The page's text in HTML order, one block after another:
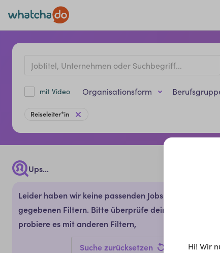
mit Video Organisationsform
Reiseleiter*in
Ups...
Leider haben wir keine passenden Jobs mit den
gegebenen Filtern. Bitte überprüfe deine Eingabe oder
probiere es mit anderen Filtern,
Suche zurücksetzen
Hi! Wir